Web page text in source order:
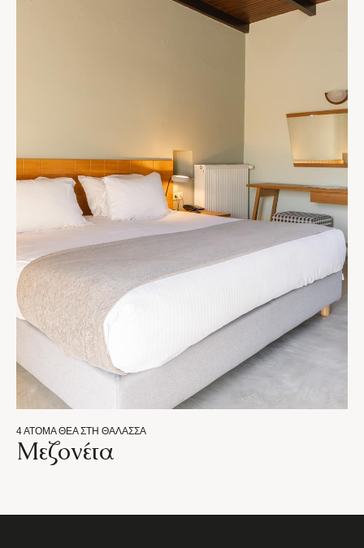
4 ΆΤΟΜΑΘΈΑ ΣΤΗ ΘΆΛΑΣΣΑ
Μεζονέτα